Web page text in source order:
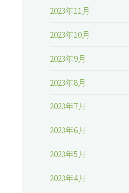
2023年11月
2023年10月
2023年9月
2023年8月
2023年7月
2023年6月
2023年5月
2023年4月